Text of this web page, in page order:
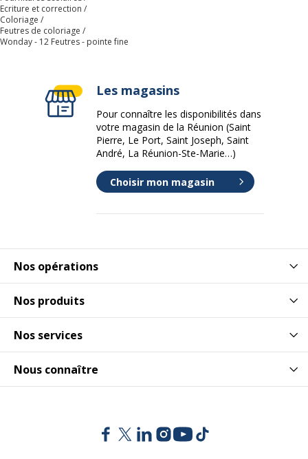
Ecriture et correction
Coloriage
Feutres de coloriage
Wonday - 12 Feutres - pointe fine
Nos opérations
Nos produits
Nos services
Nous connaître
Les magasins
Pour connaître les disponibilités dans
votre magasin de la Réunion (Saint
Pierre, Le Port, Saint Joseph, Saint
André, La Réunion-Ste-Marie…)
Choisir mon magasin